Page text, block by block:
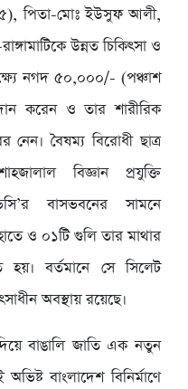
পিতা-মোঃ ইউসুফ আলী,
উন্নত চিকিৎসা ও
নগদ ৫০,০০০/- (পঞ্চাশ
করেন ও তার শারীরিক
নেন। বৈষম্য বিরোধী ছাত্র
বিজ্ঞান প্রযুক্তি
বাসভবনের সামনে
ও ০১টি গুলি তার মাথার
বর্তমানে সে সিলেট
অবস্থায় রয়েছে।
বাঙালি জাতি এক নতুন
বাংলাদেশ বিনির্মাণে